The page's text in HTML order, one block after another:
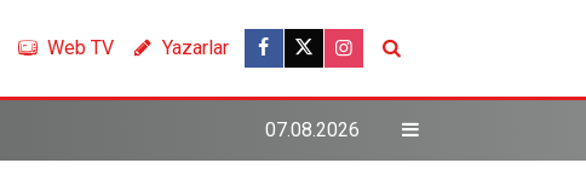
Web TV Yazarlar
07.08.2026